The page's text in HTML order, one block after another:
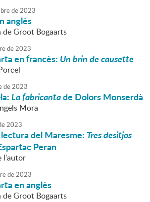
de2023
anglès
de Groot Bogaarts
de2023
en francès: Un brin de causette
de2023
La fabricantade Dolors Monserdà
Mora
2023
del Maresme: Tres desitjos
Peran
l'autor
de2023
en anglès
de Groot Bogaarts